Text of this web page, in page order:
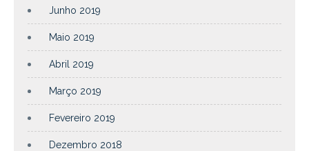
Junho 2019
Maio 2019
Abril 2019
Março 2019
Fevereiro 2019
Dezembro 2018